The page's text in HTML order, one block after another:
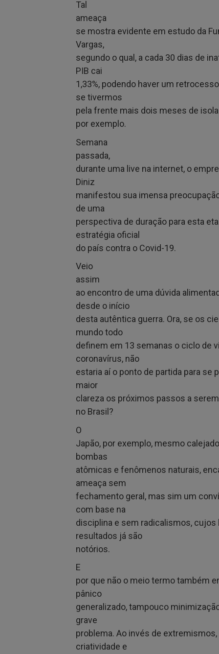
Tal
ameaça
se mostra evidente em estudo da
Vargas,
segundo o qual, a cada 30 dias de
PIB cai
1,33%, podendo haver um
se tivermos
pela frente mais dois meses de
por exemplo.
Semana
passada,
durante uma live na internet, o
Diniz
manifestou sua imensa
de uma
perspectiva de duração para esta
estratégia oficial
do país contra o Covid-19.
Veio
assim
ao encontro de uma dúvida
desde o início
desta autêntica guerra. Ora, se os
mundo todo
definem em 13 semanas o ciclo de
coronavírus, não
estaria aí o ponto de partida para se
maior
clareza os próximos passos a
no Brasil?
O
Japão, por exemplo, mesmo
bombas
atômicas e fenômenos naturais,
ameaça sem
fechamento geral, mas sim um
com base na
disciplina e sem radicalismos, cujos
resultados já são
notórios.
E
por que não o meio termo também
pânico
generalizado, tampouco
grave
problema. Ao invés de
criatividade e